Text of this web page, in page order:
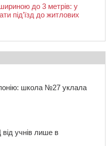
до 3 метрів: у
під’їзд до житлових
школа №27 уклала
учнів лише в